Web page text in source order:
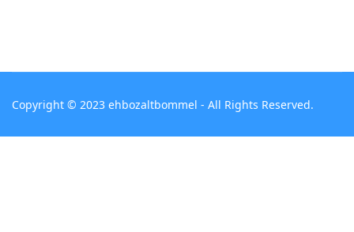
Copyright © 2023 ehbozaltbommel - All Rights Reserved.